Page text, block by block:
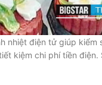
nhiệt điện tử giúp kiểm
kiệm chi phí tiền